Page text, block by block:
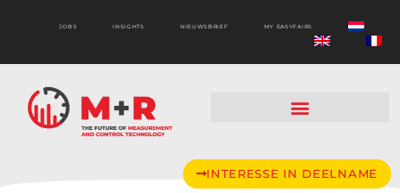
JOBS INSIGHTS NIEUWSBRIEF MY EASYFAIRS
INTERESSE IN DEELNAME